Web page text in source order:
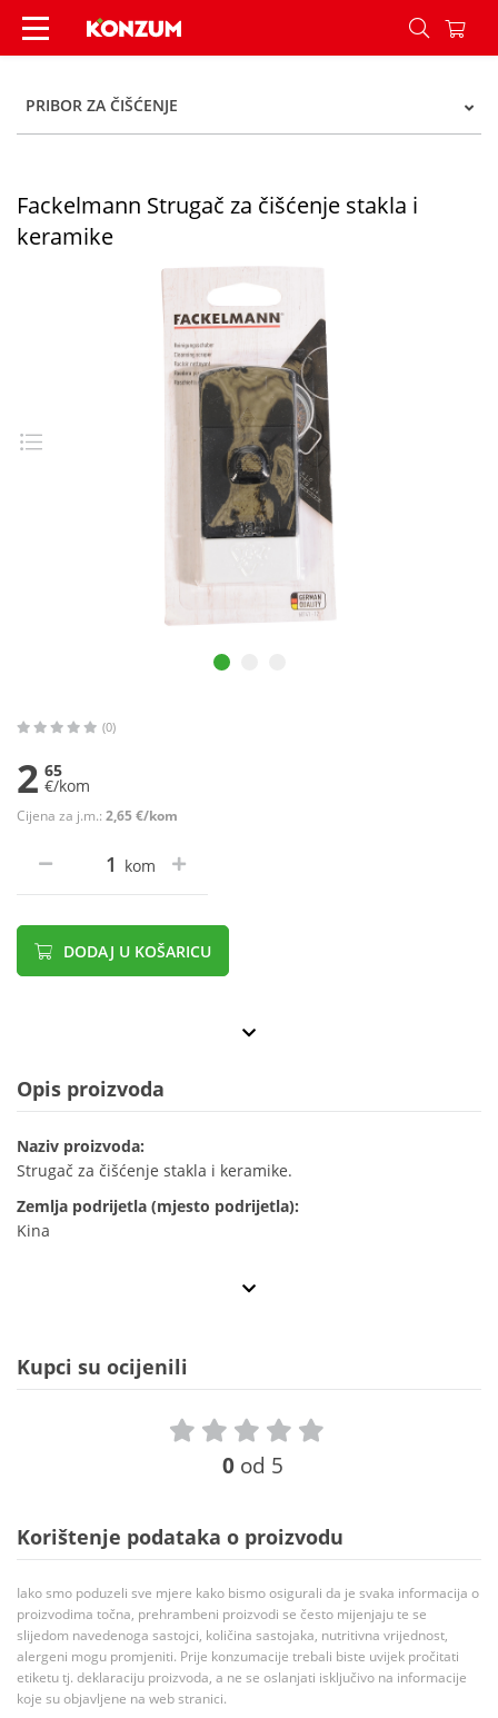
Fackelmann Strugač za čišćenje stakla i
PRIBOR ZA ČIŠĆENJE
Fackelmann Strugač za čišćenje stakla i
keramike
(0)
2 65
€/kom
Cijena za j.m.: 2,65 €/kom
kom
DODAJ U KOŠARICU
Opis proizvoda
Naziv proizvoda:
Strugač za čišćenje stakla i keramike.
Zemlja podrijetla (mjesto podrijetla):
Kina
Kupci su ocijenili
0 od 5
Korištenje podataka o proizvodu
Iako smo poduzeli sve mjere kako bismo osigurali da je svaka informacija o
proizvodima točna, prehrambeni proizvodi se često mijenjaju te se
slijedom navedenoga sastojci, količina sastojaka, nutritivna vrijednost,
alergeni mogu promjeniti. Prije konzumacije trebali biste uvijek pročitati
etiketu tj. deklaraciju proizvoda, a ne se oslanjati isključivo na informacije
koje su objavljene na web stranici.